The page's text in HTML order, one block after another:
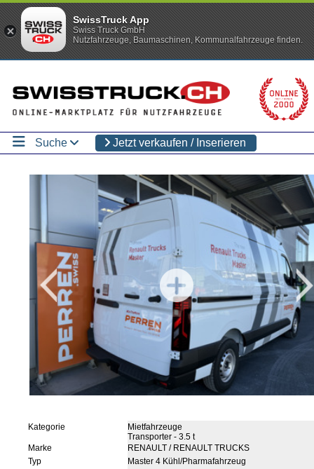
Suche Jetzt verkaufen / Inserieren
Kategorie
Mietfahrzeuge
Transporter - 3.5 t
Marke
RENAULT / RENAULT TRUCKS
Typ
Master 4 Kühl/Pharmafahrzeug
SwissTruck App
Swiss Truck GmbH
Nutzfahrzeuge, Baumaschinen, Kommunalfahrzeuge finden.